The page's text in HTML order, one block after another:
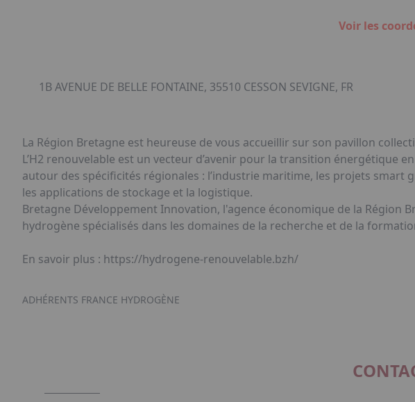
Voir les
1B AVENUE DE BELLE FONTAINE, 35510 CESSON SEVIGNE, FR
La Région Bretagne est heureuse de vous accueillir sur son pavillon
L’H2 renouvelable est un vecteur d’avenir pour la transition énergétique
autour des spécificités régionales : l’industrie maritime, les projets
les applications de stockage et la logistique.
Bretagne Développement Innovation, l'agence économique de la Région
hydrogène spécialisés dans les domaines de la recherche et de la
En savoir plus : https://hydrogene-renouvelable.bzh/
ADHÉRENTS FRANCE HYDROGÈNE